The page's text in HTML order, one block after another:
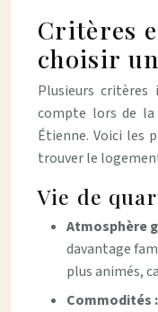
Critères
choisir
Plusieurs
compte lors de la
Étienne. Voici les
trouver le
Vie de
Atmosphère
davantage
plus animés,
Commodités :